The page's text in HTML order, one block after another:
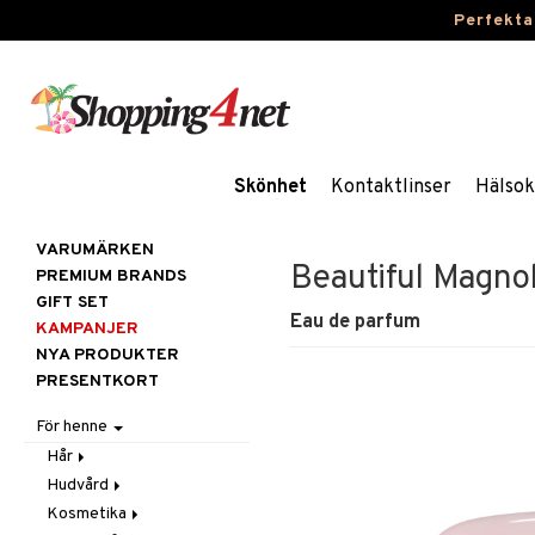
Skönhet Kontaktlinser
Beautiful
Eau de parfum
VARUMÄRKEN
PREMIUM BRANDS
GIFT SET
KAMPANJER
NYA PRODUKTER
PRESENTKORT
För henne
Hår
Accessoarer
Balsam
Hudvård
Ansiktscremer
Kosmetika